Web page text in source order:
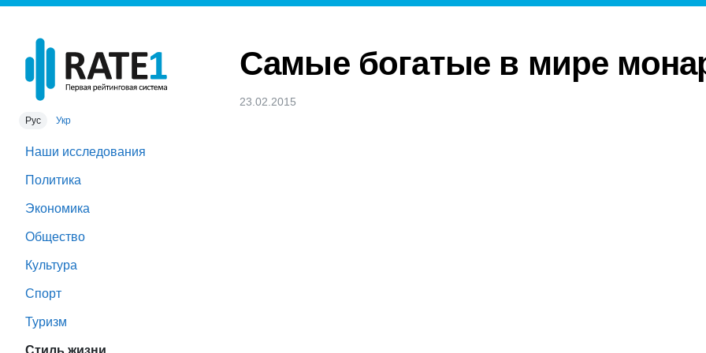
Рус Укр
Наши исследования
Политика
Экономика
Общество
Культура
Спорт
Туризм
Стиль жизни
Самые богатые в мире
23.02.2015